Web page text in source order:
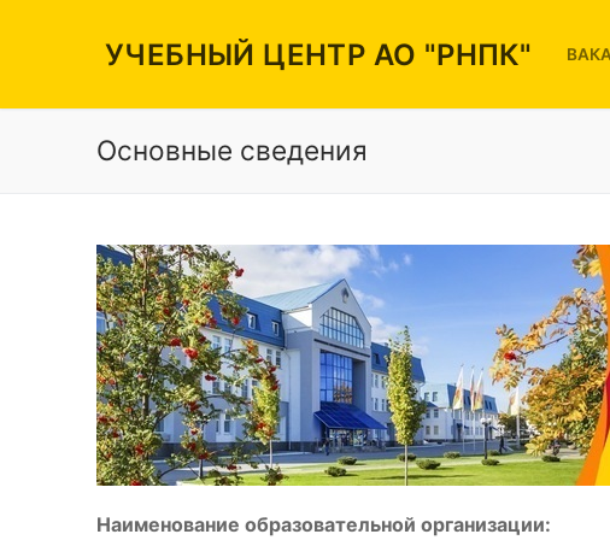
УЧЕБНЫЙ ЦЕНТР АО "РНПК"
Вакансии
Режим работы
Контакты
Основные сведения
Наименование образовательной организации: